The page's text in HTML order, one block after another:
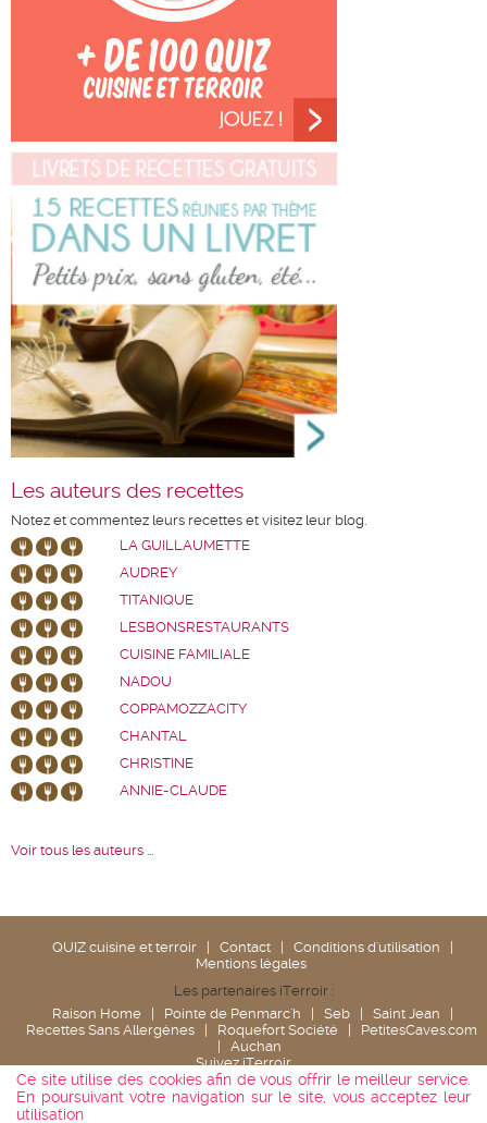
Les auteurs des recettes
Notez et commentez leurs recettes et visitez leur blog.
LA GUILLAUMETTE
AUDREY
TITANIQUE
LESBONSRESTAURANTS
CUISINE FAMILIALE
NADOU
COPPAMOZZACITY
CHANTAL
CHRISTINE
ANNIE-CLAUDE
Voir tous les auteurs ...
QUIZ cuisine et terroir Contact Conditions d'utilisation
Mentions légales
Les partenaires iTerroir :
Raison Home
Pointe de Penmarc'h Seb Saint Jean
Recettes Sans Allergènes
Roquefort Société
PetitesCaves.com
Auchan
Suivez iTerroir
Ce site utilise des cookies afin de vous offrir le meilleur service.
En poursuivant votre navigation sur le site, vous acceptez leur
utilisation